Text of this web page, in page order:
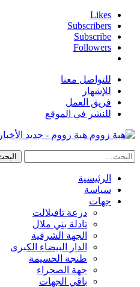
Likes
Subscribers
Subscribe
Followers
للتواصل معنا
للإشهار
فريق العمل
للنشر في الموقع
هبة زووم - جديد
الرئيسية
سياسة
جهات
درعة تافيلالت
تادلة بني ملال
الجهة الشرقية
الدار البيضاء الكبرى
طنجة الحسيمة
جهة الصحراء
باقي الجهات